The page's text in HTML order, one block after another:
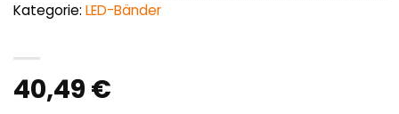
40,49 €
Kategorie: LED-Bänder